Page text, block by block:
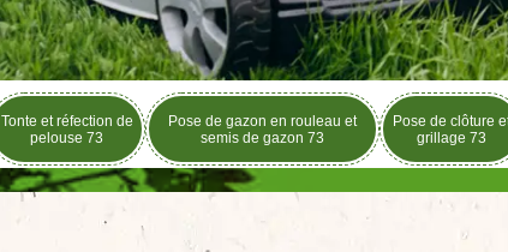
Tonte et réfection de
pelouse 73
Pose de gazon en rouleau et
semis de gazon 73
Pose de clôture
grillage 73